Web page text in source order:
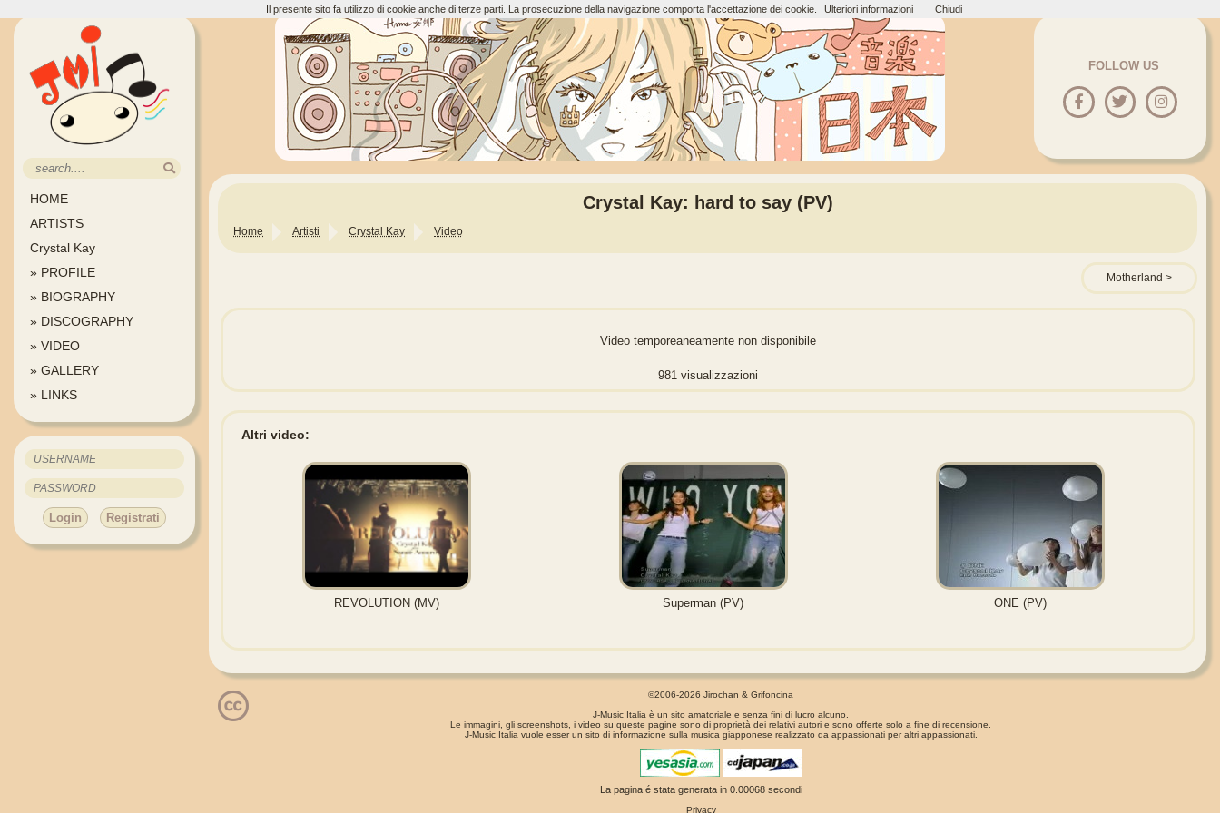
HOME
ARTISTS
Crystal Kay
» PROFILE
» BIOGRAPHY
» DISCOGRAPHY
» VIDEO
» GALLERY
» LINKS
Login Registrati
FOLLOW US
Crystal Kay: hard to say (PV)
Home Artisti Crystal Kay Video
Motherland
Video temporeaneamente non disponibile
981 visualizzazioni
Altri video:
REVOLUTION (MV) Superman (PV) ONE (PV)
©2006-2026 Jirochan & Grifoncina
J-Music Italia è un sito amatoriale e senza fini di lucro alcuno.
Le immagini, gli screenshots, i video su queste pagine sono di proprietà dei relativi autori e sono offerte solo a fine di recensione.
J-Music Italia vuole esser un sito di informazione sulla musica giapponese realizzato da appassionati per altri appassionati.
La pagina é stata generata in 0.00068 secondi
Privacy
Il presente sito fa utilizzo di cookie anche di terze parti. La prosecuzione della navigazione comporta l'accettazione dei cookie. Ulteriori informazioni Chiudi